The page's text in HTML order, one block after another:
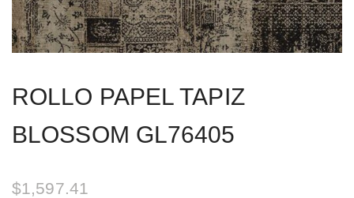
ROLLO PAPEL TAPIZ
BLOSSOM GL76405
$1,597.41